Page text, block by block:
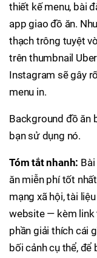
thiết kế menu, bài
app giao đồ ăn.
thạch trông tuyệt
trên thumbnail
Instagram sẽ gây
menu in.
Background đồ ăn
bạn sử dụng nó.
Tóm tắt nhanh:
ăn miễn phí tốt
mạng xã hội, tài
website — kèm link
phần giải thích cái
bối cảnh cụ thể,